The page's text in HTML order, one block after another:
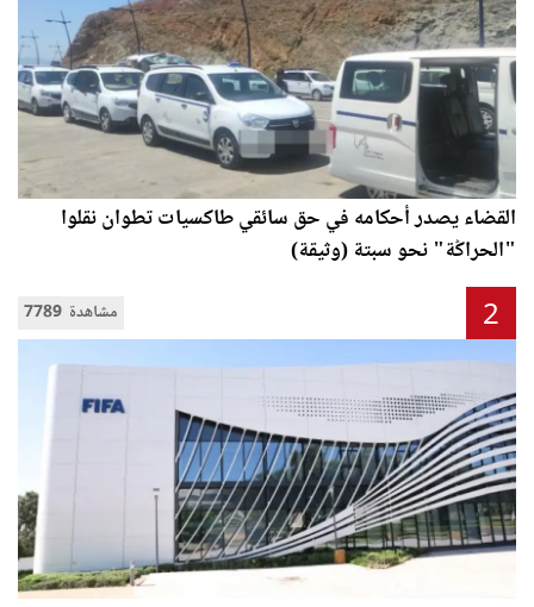
القضاء يصدر أحكامه في حق سائقي طاكسيات تطوان نقلوا
"الحراݣة" نحو سبتة (وثيقة)
7789 مشاهدة 2